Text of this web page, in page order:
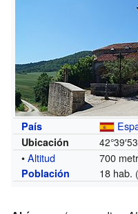
País
Ubicación
•Altitud 700
Población 18 hab.